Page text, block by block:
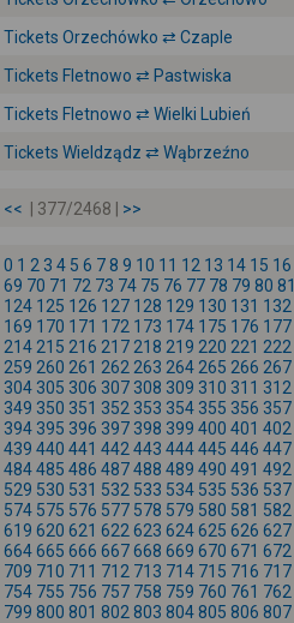
Tickets Orzechówko ⇄ Czaple
Tickets Fletnowo ⇄ Pastwiska
Tickets Fletnowo ⇄ Wielki Lubień
Tickets Wieldządz ⇄ Wąbrzeźno
<< | 377/2468 | >>
0 1 2 3 4 5 6 78 9 10 11 12 13 14 15 16
69 70 71 72 73 74 75 76 77 78 79 80 81
124 125 126 127 128 129 130 131 132
169 170 171 172 173 174 175 176 177
214 215 216 217 218 219 220 221 222
259 260 261 262 263 264 265 266 267
304 305 306 307 308 309 310 311 312
349 350 351 352 353 354 355 356 357
394 395 396 397 398 399 400 401 402
439 440 441 442 443 444445 446 447
484485 486 487488 489 490 491 492
529 530 531 532 533 534 535 536 537
574 575 576 577 578 579 580 581 582
619 620 621 622 623 624625 626 627
664665 666 667668 669 670 671 672
709 710 711 712 713 714 715 716 717
754 755 756 757 758 759 760 761 762
799 800 801 802 803 804805 806 807